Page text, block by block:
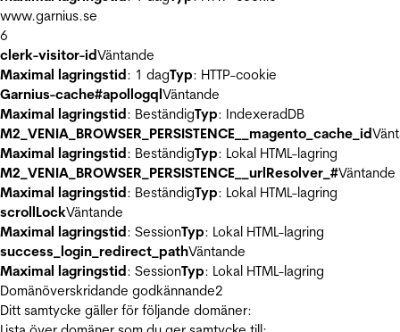
www.garnius.se
6
clerk-visitor-idVäntande
Maximal lagringstid: 1 dagTyp: HTTP-cookie
Garnius-cache#apollogqlVäntande
Maximal lagringstid: BeständigTyp: IndexeradDB
M2_VENIA_BROWSER_PERSISTENCE__magento_cache_id
Maximal lagringstid: BeständigTyp: Lokal HTML-lagring
M2_VENIA_BROWSER_PERSISTENCE__urlResolver_#Väntande
Maximal lagringstid: BeständigTyp: Lokal HTML-lagring
scrollLockVäntande
Maximal lagringstid: SessionTyp: Lokal HTML-lagring
success_login_redirect_pathVäntande
Maximal lagringstid: SessionTyp: Lokal HTML-lagring
Domänöverskridande godkännande2
Ditt samtycke gäller för följande domäner: